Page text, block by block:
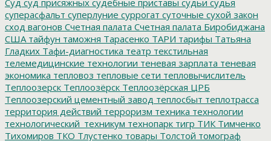
суперасфальт суперлуние суррогат суточные сухой закон
сход вагонов Счетная палата Счетная палата Биробиджана
США тайфун таможня Тарасенко ТАРИ тарифы Татьяна
Гладких Тафи-диагностика театр текстильная
телемедицинские технологии теневая зарплата теневая
экономика тепловоз тепловые сети тепловычислитель
Теплоозерск Теплоозёрск Теплоозёрская ЦРБ
Теплоозерский цементный завод теплосбыт теплотрасса
территория действий терроризм техника технологии
технологический_техникум технопарк тигр ТИК Тимченко
Тихомиров ТКО Тлустенко товары Толстой томограф